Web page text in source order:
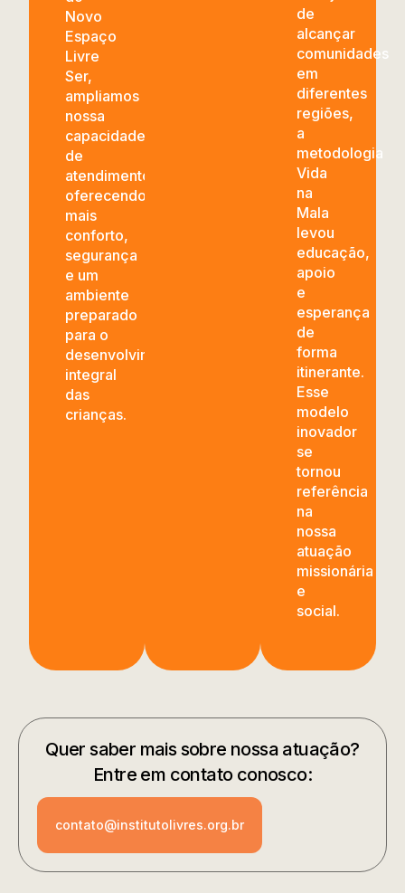
Novo
Espaço
Livre
Ser,
ampliamos
nossa
capacidade
de
atendimento,
oferecendo
mais
conforto,
segurança
e um
ambiente
preparado
para o
desenvolvimento
integral
das
crianças.
de
alcançar
comunidades
em
diferentes
regiões,
a
metodologia
Vida
na
Mala
levou
educação,
apoio
e
esperança
de
forma
itinerante.
Esse
modelo
inovador
se
tornou
referência
na
nossa
atuação
missionária
e
social.
Quer saber mais sobre nossa atuação?
Entre em contato conosco:
contato@institutolivres.org.br